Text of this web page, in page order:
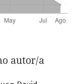
autor/a